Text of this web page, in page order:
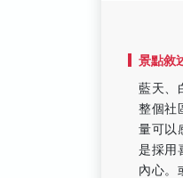
景點敘
藍天、
整個社
量可以
是採用
內心。